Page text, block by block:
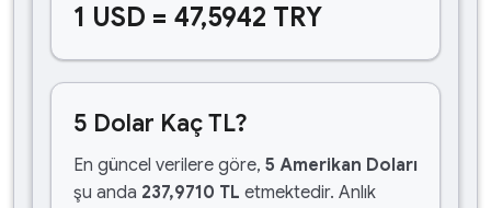
1 USD = 47,5942 TRY
5 Dolar Kaç TL?
En güncel verilere göre, 5 Amerikan Doları
şu anda 237,9710 TL etmektedir. Anlık